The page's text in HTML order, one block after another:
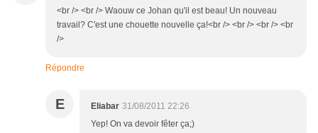
<br /> <br /> Waouw ce Johan qu'il est beau! Un nouveau
travail? C'est une chouette nouvelle ça!<br /> <br /> <br /> <br
/>
Répondre
E Eliabar 31/08/2011 22:26
Yep! On va devoir fêter ça;)